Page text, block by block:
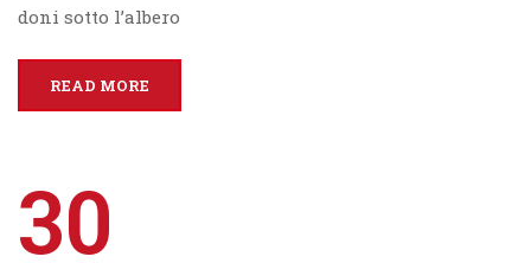
doni sotto l’albero
READ MORE
30